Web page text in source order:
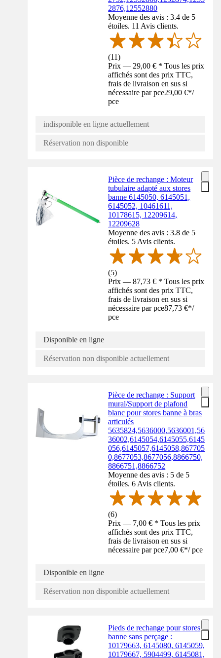
2876,12552880
Moyenne des avis : 3.4 de 5
étoiles. 11 Avis clients.
(11)
Prix — 29,00 € * Tous les prix
affichés sont des prix TTC,
frais de livraison en sus si
nécessaire par pce29,00 €*/
pce
indisponible en ligne actuellement
Réservation non disponible
Pièce de rechange : Moteur
tubulaire adapté aux stores
banne 6145050, 6145051,
6145052, 10461611,
10178615, 12209614,
12209628
Moyenne des avis : 3.8 de 5
étoiles. 5 Avis clients.
(5)
Prix — 87,73 € * Tous les prix
affichés sont des prix TTC,
frais de livraison en sus si
nécessaire par pce87,73 €*/
pce
Disponible en ligne
Réservation non disponible actuellement
Pièce de rechange : Support
mural/Support de plafond
blanc pour stores banne à bras
articulés
5635824,5636000,5636001,56
36002,6145054,6145055,6145
056,6145057,6145058,867705
0,8677053,8677056,8866750,
8866751,8866752
Moyenne des avis : 5 de 5
étoiles. 6 Avis clients.
(6)
Prix — 7,00 € * Tous les prix
affichés sont des prix TTC,
frais de livraison en sus si
nécessaire par pce7,00 €*/ pce
Disponible en ligne
Réservation non disponible actuellement
Pieds de rechange pour stores
banne sans perçage :
10179663, 6145080, 6145059,
10179667, 5904499, 6145081,